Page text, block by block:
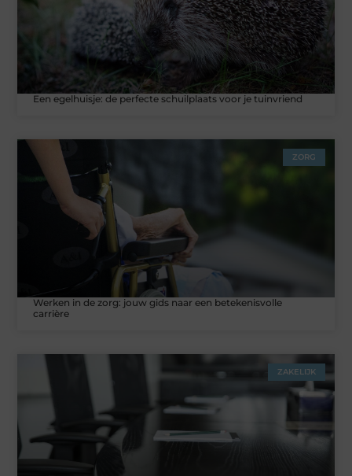
Een egelhuisje: de perfecte schuilplaats voor je tuinvriend
ZORG
Werken in de zorg: jouw gids naar een betekenisvolle
carrière
ZAKELIJK